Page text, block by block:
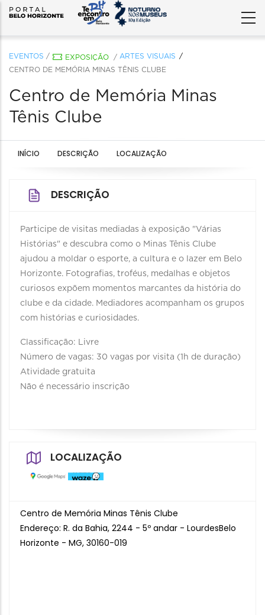
EVENTOS / EXPOSIÇÃO / ARTES VISUAIS
CENTRO DE MEMÓRIA MINAS TÊNIS CLUBE
Centro de Memória Minas
Tênis Clube
INÍCIO DESCRIÇÃO LOCALIZAÇÃO
DESCRIÇÃO
Participe de visitas mediadas à exposição "Várias
Histórias" e descubra como o Minas Tênis Clube
ajudou a moldar o esporte, a cultura e o lazer em Belo
Horizonte. Fotografias, troféus, medalhas e objetos
curiosos expõem momentos marcantes da história do
clube e da cidade. Mediadores acompanham os grupos
com histórias e curiosidades.
Classificação: Livre
Número de vagas: 30 vagas por visita (1h de duração)
Atividade gratuita
Não é necessário inscrição
LOCALIZAÇÃO
Centro de Memória Minas Tênis Clube
Endereço: R. da Bahia, 2244 - 5º andar - LourdesBelo
Horizonte - MG, 30160-019